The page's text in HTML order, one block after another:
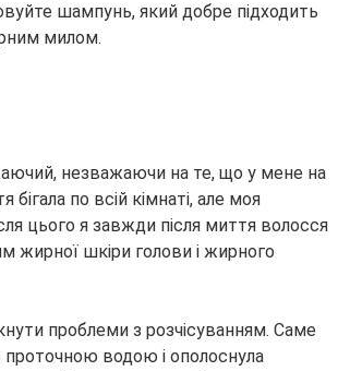
шампунь, який добре підходить
милом.
незважаючи на те, що у мене на
по всій кімнаті, але моя
цього я завжди після миття волосся
жирної шкіри голови і жирного
проблеми з розчісуванням. Саме
проточною водою і ополоснула